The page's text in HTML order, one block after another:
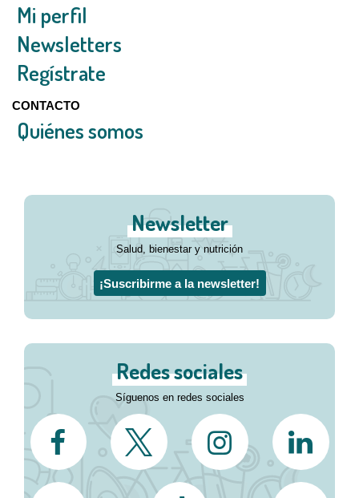
Mi perfil
Newsletters
Regístrate
CONTACTO
Quiénes somos
Newsletter
Salud, bienestar y nutrición
¡Suscribirme a la newsletter!
Redes sociales
Síguenos en redes sociales